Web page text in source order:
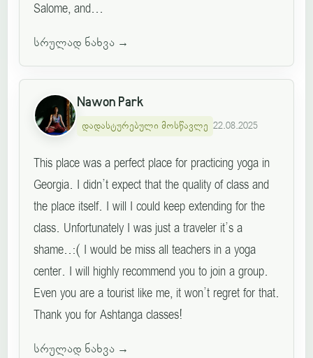
Salome, and...
სრულად ნახვა →
Nawon Park
დადასტურებული მოსწავლე 22.08.2025
This place was a perfect place for practicing yoga in
Georgia. I didn’t expect that the quality of class and
the place itself. I will I could keep extending for the
class. Unfortunately I was just a traveler it’s a
shame..:( I would be miss all teachers in a yoga
center. I will highly recommend you to join a group.
Even you are a tourist like me, it won’t regret for that.
Thank you for Ashtanga classes!
სრულად ნახვა →